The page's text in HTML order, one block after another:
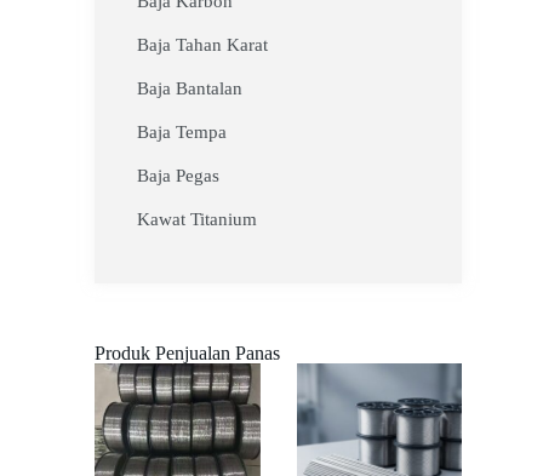
Baja Tahan Karat
Baja Bantalan
Baja Tempa
Baja Pegas
Kawat Titanium
Produk Penjualan Panas